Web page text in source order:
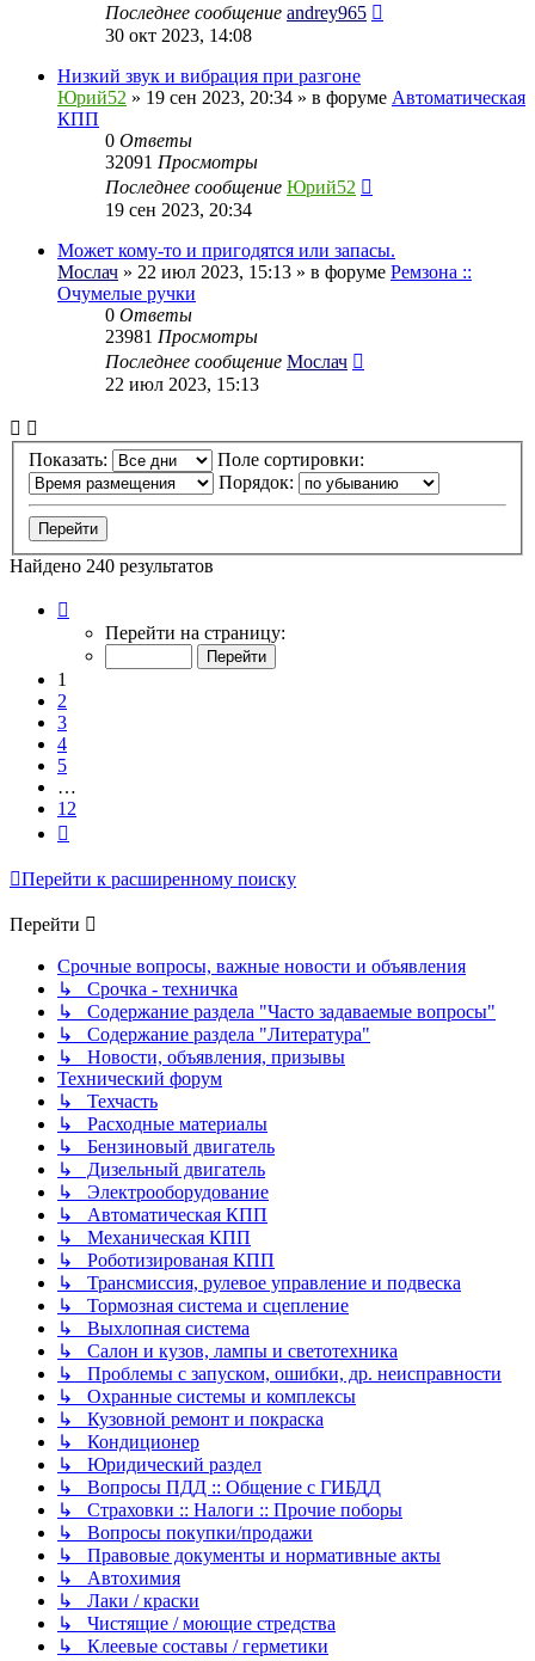
Последнее сообщение andrey965
30 окт 2023, 14:08
Низкий звук и вибрация при разгоне
Юрий52 » 19 сен 2023, 20:34 » в форуме Автоматическая
КПП
0 Ответы
32091 Просмотры
Последнее сообщение Юрий52
19 сен 2023, 20:34
Может кому-то и пригодятся или запасы.
Мослач » 22 июл 2023, 15:13 » в форуме Ремзона ::
Очумелые ручки
0 Ответы
23981 Просмотры
Последнее сообщение Мослач
22 июл 2023, 15:13
Показать:
Поле сортировки:
Порядок:
Найдено 240 результатов
Перейти на страницу:
1
2
3
4
5
…
12
Перейти к расширенному поиску
Перейти
Срочные вопросы, важные новости и объявления
↳ Срочка - техничка
↳ Содержание раздела "Часто задаваемые вопросы"
↳ Содержание раздела "Литература"
↳ Новости, объявления, призывы
Технический форум
↳ Техчасть
↳ Расходные материалы
↳ Бензиновый двигатель
↳ Дизельный двигатель
↳ Электрооборудование
↳ Автоматическая КПП
↳ Механическая КПП
↳ Роботизированая КПП
↳ Трансмиссия, рулевое управление и подвеска
↳ Тормозная система и сцепление
↳ Выхлопная система
↳ Салон и кузов, лампы и светотехника
↳ Проблемы с запуском, ошибки, др. неисправности
↳ Охранные системы и комплексы
↳ Кузовной ремонт и покраска
↳ Кондиционер
↳ Юридический раздел
↳ Вопросы ПДД :: Общение с ГИБДД
↳ Страховки :: Налоги :: Прочие поборы
↳ Вопросы покупки/продажи
↳ Правовые документы и нормативные акты
↳ Автохимия
↳ Лаки / краски
↳ Чистящие / моющие стредства
↳ Клеевые составы / герметики